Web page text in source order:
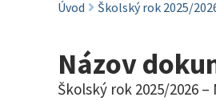
Úvod Školský rok 2025/
Názov
Školský rok 2025/2026